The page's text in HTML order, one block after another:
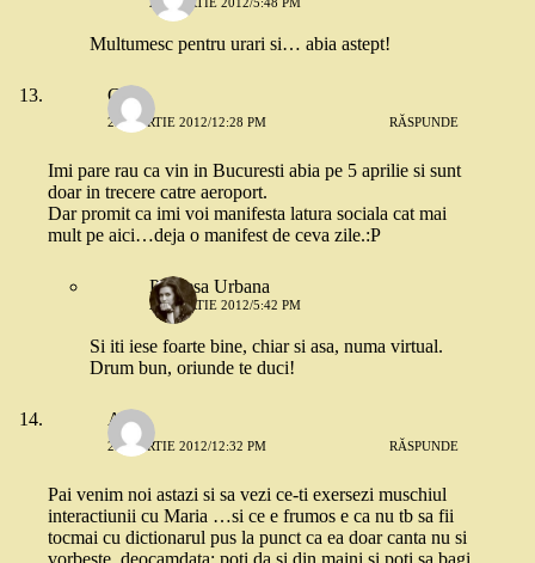
Multumesc pentru urari si… abia astept!
Cata
23 MARTIE 2012/12:28 PM RĂSPUNDE
Imi pare rau ca vin in Bucuresti abia pe 5 aprilie si sunt
doar in trecere catre aeroport.
Dar promit ca imi voi manifesta latura sociala cat mai
mult pe aici…deja o manifest de ceva zile.:P
Printesa Urbana
23 MARTIE 2012/5:42 PM
Si iti iese foarte bine, chiar si asa, numa virtual.
Drum bun, oriunde te duci!
Alina
23 MARTIE 2012/12:32 PM RĂSPUNDE
Pai venim noi astazi si sa vezi ce-ti exersezi muschiul
interactiunii cu Maria …si ce e frumos e ca nu tb sa fii
tocmai cu dictionarul pus la punct ca ea doar canta nu si
vorbeste, deocamdata; poti da si din maini si poti sa bagi